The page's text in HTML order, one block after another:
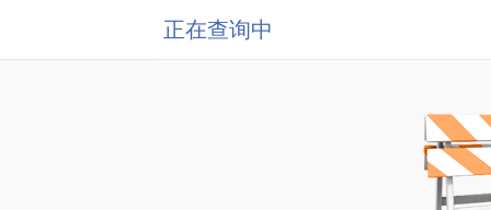
正在查询中